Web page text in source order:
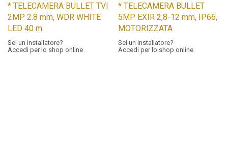
* TELECAMERA BULLET TVI
2MP 2.8 mm, WDR WHITE
LED 40 m
Sei un installatore?
Accedi per lo shop online
* TELECAMERA BULLET
5MP EXIR 2,8-12 mm, IP66,
MOTORIZZATA
Sei un installatore?
Accedi per lo shop online